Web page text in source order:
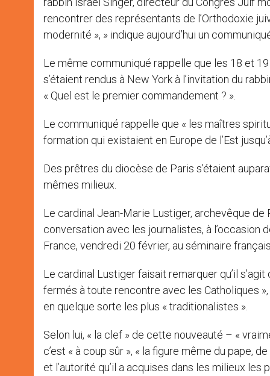
rencontrer des représentants de l’Orthodoxie
modernité », » indique aujourd’hui un
Le même communiqué rappelle que les 18 et
s’étaient rendus à New York à l’invitation du
« Quel est le premier commandement ? ».
Le communiqué rappelle que « les maîtres
formation qui existaient en Europe de l’Est
Des prêtres du diocèse de Paris s’étaient
mêmes milieux.
Le cardinal Jean-Marie Lustiger, archevêque
conversation avec les journalistes, à l’occasion
France, vendredi 20 février, au séminaire
Le cardinal Lustiger faisait remarquer qu’il
fermés à toute rencontre avec les Catholiques
en quelque sorte les plus « traditionalistes ».
Selon lui, « la clef » de cette nouveauté – «
c’est « à coup sûr », « la figure même du pape,
et l’autorité qu’il a acquises dans les milieux les